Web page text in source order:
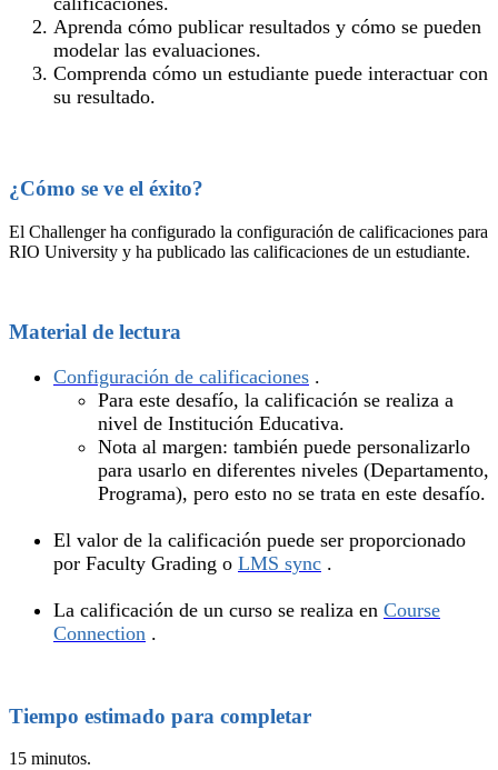
Aprenda cómo publicar resultados y cómo se pueden
modelar las evaluaciones.
Comprenda cómo un estudiante puede interactuar con
su resultado.
¿Cómo se ve el éxito?
El Challenger ha configurado la configuración de calificaciones para
RIO University y ha publicado las calificaciones de un estudiante.
Material de lectura
Configuración de calificaciones .
Para este desafío, la calificación se realiza a
nivel de Institución Educativa.
Nota al margen: también puede personalizarlo
para usarlo en diferentes niveles (Departamento,
Programa), pero esto no se trata en este desafío.
El valor de la calificación puede ser proporcionado
por Faculty Grading o LMS sync .
La calificación de un curso se realiza en Course
Connection .
Tiempo estimado para completar
15 minutos.